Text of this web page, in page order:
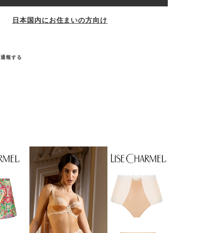
日本国内にお住まいの方向け
通報する